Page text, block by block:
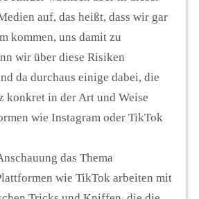
auf, das heißt, dass wir gar
kommen, uns damit zu
wir über diese Risiken
da durchaus einige dabei, die
konkret in der Art und Weise
wie Instagram oder TikTok
das Thema
wie TikTok arbeiten mit